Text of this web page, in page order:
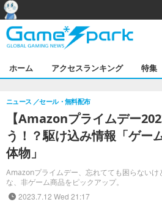
ホーム アクセスランキング 特集
【Amazonプライムデー
う！？駆け込み情報「ゲー
体物」
Amazonプライムデー、忘れてても困らないけ
な、非ゲーム商品をピックアップ。
ニュース セール・無料配布
2023.7.12 Wed 21:17